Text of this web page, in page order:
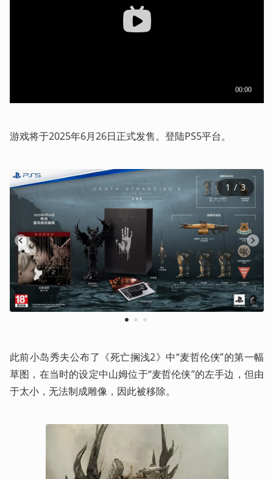
游戏将于2025年6月26日正式发售。登陆PS5平台。
1 2 3
1 / 3
此前小岛秀夫公布了《死亡搁浅2》中“麦哲伦侠”的第一幅
草图，在当时的设定中山姆位于“麦哲伦侠”的左手边，但由
于太小，无法制成雕像，因此被移除。